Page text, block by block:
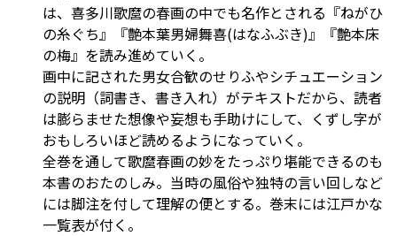
は、喜多川歌麿の春画の中でも名作とされる『ねがひ
の糸ぐち』『艶本葉男婦舞喜(はなふぶき)』『艶本床
の梅』を読み進めていく。
画中に記された男女合歓のせりふやシチュエーション
の説明（詞書き、書き入れ）がテキストだから、読者
は膨らませた想像や妄想も手助けにして、くずし字が
おもしろいほど読めるようになっていく。
全巻を通して歌麿春画の妙をたっぷり堪能できるのも
本書のおたのしみ。当時の風俗や独特の言い回しなど
には脚注を付して理解の便とする。巻末には江戸かな
一覧表が付く。